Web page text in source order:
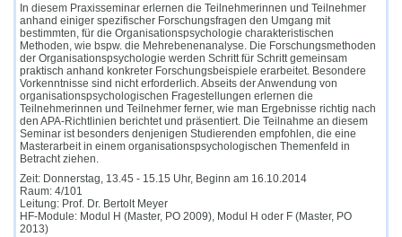
In diesem Praxisseminar erlernen die Teilnehmerinnen und Teilnehmer
anhand einiger spezifischer Forschungsfragen den Umgang mit
bestimmten, für die Organisationspsychologie charakteristischen
Methoden, wie bspw. die Mehrebenenanalyse. Die Forschungsmethoden
der Organisationspsychologie werden Schritt für Schritt gemeinsam
praktisch anhand konkreter Forschungsbeispiele erarbeitet. Besondere
Vorkenntnisse sind nicht erforderlich. Abseits der Anwendung von
organisationspsychologischen Fragestellungen erlernen die
Teilnehmerinnen und Teilnehmer ferner, wie man Ergebnisse richtig nach
den APA-Richtlinien berichtet und präsentiert. Die Teilnahme an diesem
Seminar ist besonders denjenigen Studierenden empfohlen, die eine
Masterarbeit in einem organisationspsychologischen Themenfeld in
Betracht ziehen.
Zeit: Donnerstag, 13.45 - 15.15 Uhr, Beginn am 16.10.2014
Raum: 4/101
Leitung: Prof. Dr. Bertolt Meyer
HF-Module: Modul H (Master, PO 2009), Modul H oder F (Master, PO
2013)